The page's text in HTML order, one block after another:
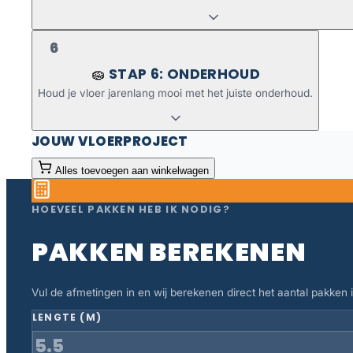
6
🧽 STAP 6: ONDERHOUD
Houd je vloer jarenlang mooi met het juiste onderhoud.
JOUW VLOERPROJECT
Alles toevoegen aan winkelwagen
HOEVEEL PAKKEN HEB IK NODIG?
PAKKEN BEREKENEN
Vul de afmetingen in en wij berekenen direct het aantal pakken
LENGTE (M)